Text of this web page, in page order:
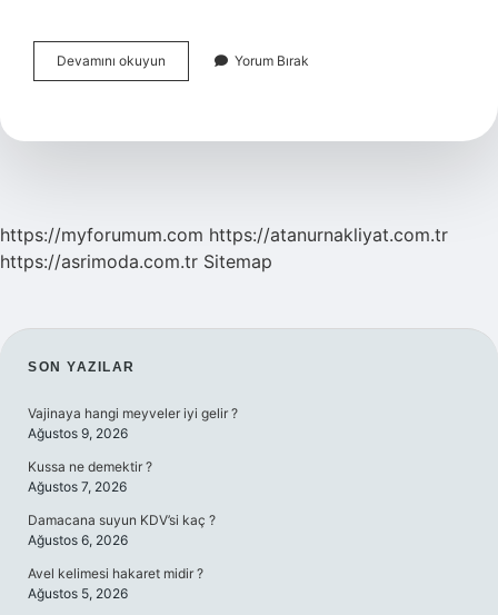
Devamını okuyun
Var
Yorum Bırak
https://myforumum.com https://atanurnakliyat.com.tr
https://asrimoda.com.tr Sitemap
SIDEBAR
SON YAZILAR
Vajinaya hangi meyveler iyi gelir ?
Ağustos 9, 2026
Kussa ne demektir ?
Ağustos 7, 2026
Damacana suyun KDV’si kaç ?
Ağustos 6, 2026
Avel kelimesi hakaret midir ?
Ağustos 5, 2026